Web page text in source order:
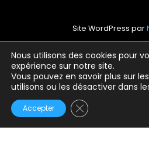
Nous utilisons des cookies pour
expérience sur notre site.
Vous pouvez en savoir plus sur
utilisons ou les désactiver dans
Accepter Fermer la
Site WordPress par
Mentions
Conditions générales
Politique de